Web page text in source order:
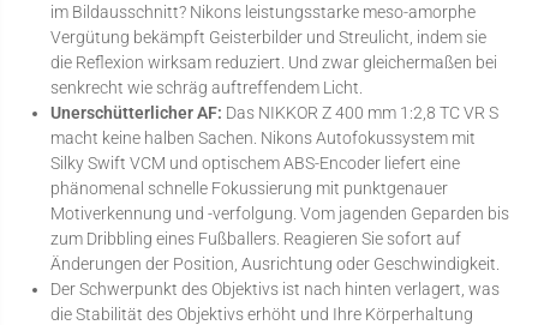
im Bildausschnitt? Nikons leistungsstarke meso-amorphe
Vergütung bekämpft Geisterbilder und Streulicht, indem sie
die Reflexion wirksam reduziert. Und zwar gleichermaßen bei
senkrecht wie schräg auftreffendem Licht.
Unerschütterlicher AF: Das NIKKOR Z 400 mm 1:2,8 TC VR S
macht keine halben Sachen. Nikons Autofokussystem mit
Silky Swift VCM und optischem ABS-Encoder liefert eine
phänomenal schnelle Fokussierung mit punktgenauer
Motiverkennung und -verfolgung. Vom jagenden Geparden bis
zum Dribbling eines Fußballers. Reagieren Sie sofort auf
Änderungen der Position, Ausrichtung oder Geschwindigkeit.
Der Schwerpunkt des Objektivs ist nach hinten verlagert, was
die Stabilität des Objektivs erhöht und Ihre Körperhaltung